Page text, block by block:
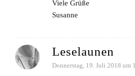
Viele Grüße
Susanne
Leselaunen
Donnerstag, 19. Juli 2018 um